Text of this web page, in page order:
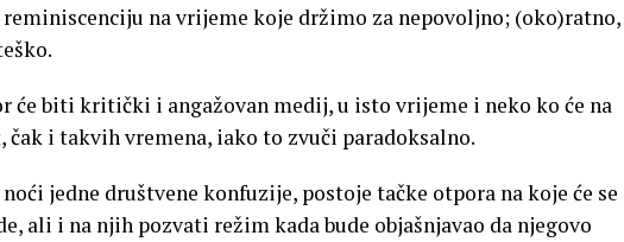
reminiscenciju na vrijeme koje držimo za nepovoljno; (oko)ratno,
će biti kritički i angažovan medij, u isto vrijeme i neko ko će na
čak i takvih vremena, iako to zvuči paradoksalno.
jedne društvene konfuzije, postoje tačke otpora na koje će se
ali i na njih pozvati režim kada bude objašnjavao da njegovo